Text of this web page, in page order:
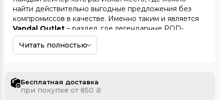
найти действительно выгодные предложения без
компромиссов в качестве. Именно таким и является
Vandal Outlet – раздел, где легендарные POD-
системы и электронные сигареты возвращаются к
жизни с новой силой. Здесь не нужно переплачивать,
уровень качества.
Outlet в мире вейпинга
Читать полностью
Бесплатная доставка
при покупке от 850 ₴